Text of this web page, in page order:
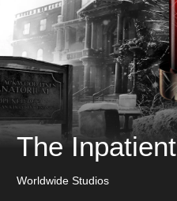
The Inpatient
Worldwide Studios